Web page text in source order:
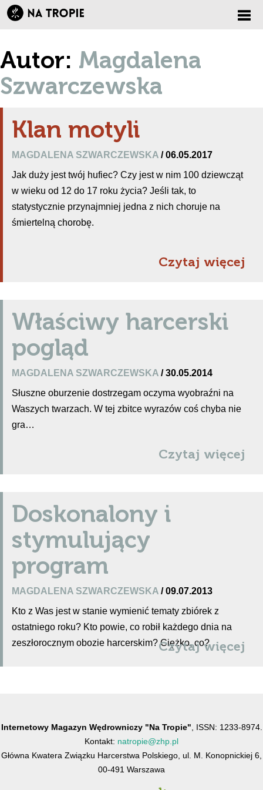
Autor: Magdalena
Szwarczewska
Klan motyli
MAGDALENA SZWARCZEWSKA / 06.05.2017
Jak duży jest twój hufiec? Czy jest w nim 100 dziewcząt
w wieku od 12 do 17 roku życia? Jeśli tak, to
statystycznie przynajmniej jedna z nich choruje na
śmiertelną chorobę.
Czytaj więcej
Właściwy harcerski
pogląd
MAGDALENA SZWARCZEWSKA / 30.05.2014
Słuszne oburzenie dostrzegam oczyma wyobraźni na
Waszych twarzach. W tej zbitce wyrazów coś chyba nie
gra…
Czytaj więcej
Doskonalony i
stymulujący
program
MAGDALENA SZWARCZEWSKA / 09.07.2013
Kto z Was jest w stanie wymienić tematy zbiórek z
ostatniego roku? Kto powie, co robił każdego dnia na
zeszłorocznym obozie harcerskim? Ciężko, co?
Czytaj więcej
Internetowy Magazyn Wędrowniczy "Na Tropie" , ISSN: 1233-8974.
Kontakt: natropie@zhp.pl
Główna Kwatera Związku Harcerstwa Polskiego, ul. M. Konopnickiej 6,
00-491 Warszawa